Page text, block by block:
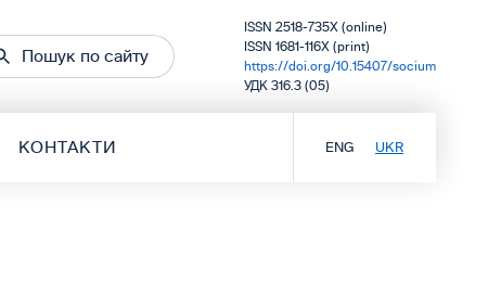
Пошук по сайту
ISSN 2518-735X (online)
ISSN 1681-116X (print)
https://doi.org/10.15407/socium
УДК 316.3 (05)
КОНТАКТИ ENG UKR